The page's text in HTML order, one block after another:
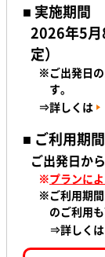
■ 実施期間
2026年5
定）
※ご出発日
す。
⇒詳しくは
■ ご利用期間
ご出発日から
※プランに
※ご利用期
のご利用も
⇒詳しくは